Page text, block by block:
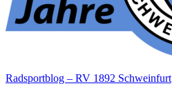
Radsportblog – RV 1892 Schweinfurt